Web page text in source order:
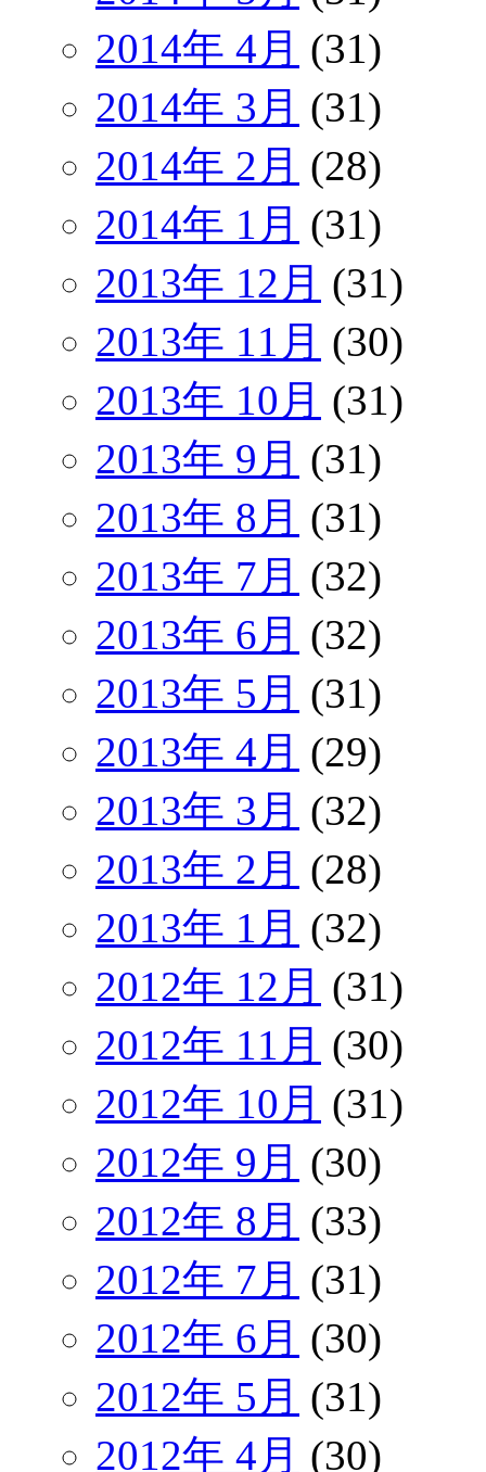
2014年 4月 (31)
2014年 3月 (31)
2014年 2月 (28)
2014年 1月 (31)
2013年 12月 (31)
2013年 11月 (30)
2013年 10月 (31)
2013年 9月 (31)
2013年 8月 (31)
2013年 7月 (32)
2013年 6月 (32)
2013年 5月 (31)
2013年 4月 (29)
2013年 3月 (32)
2013年 2月 (28)
2013年 1月 (32)
2012年 12月 (31)
2012年 11月 (30)
2012年 10月 (31)
2012年 9月 (30)
2012年 8月 (33)
2012年 7月 (31)
2012年 6月 (30)
2012年 5月 (31)
2012年 4月 (30)